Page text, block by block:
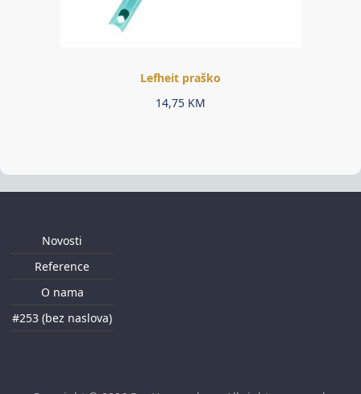
Lefheit praško
14,75 KM
Novosti
Reference
O nama
#253 (bez naslova)